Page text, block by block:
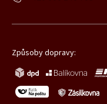
Způsoby dopravy: